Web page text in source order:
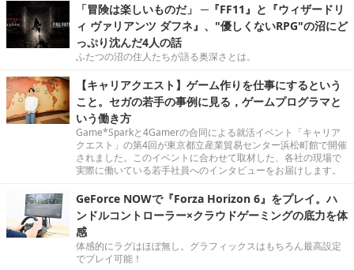
「冒険は楽しいものだ」 ─『FF11』と『ウィザードリ
ィ ヴァリアンツ ダフネ』、"優しくないRPG"の沼にど
っぷり沈んだ4人の話
ふたつの沼の住人たちが語る奥深さとは。
【キャリアクエスト】ゲーム作りを仕事にするという
こと。セガの若手の事例に見る，ゲームプログラマと
いう働き方
Game*Sparkと4Gamerの合同による就活イベント「キャリア
クエスト」の第4回が東京都立産業貿易センター浜松町館で開催
されました。このイベントに合わせて取材した、各社の現場で
実際に働いている若手社員へのインタビューをお届けします。
GeForce NOWで『Forza Horizon 6』をプレイ。ハ
ンドルコントローラー×クラウドゲーミングの底力を体
感
体感的にラグはほぼ無し。グラフィックスはもちろん最高設定
でプレイ可能！